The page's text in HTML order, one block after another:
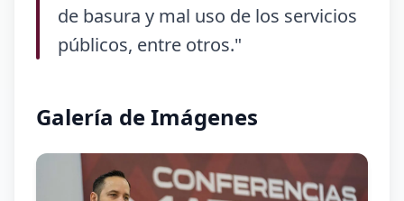
de basura y mal uso de los servicios
públicos, entre otros."
Galería de Imágenes